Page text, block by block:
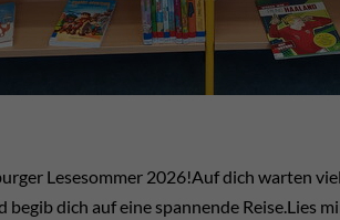
Lesesommer 2026!Auf dich warten
begib dich auf eine spannende Reise.Lies